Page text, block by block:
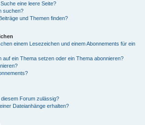
eine leere Seite?
suchen?
und Themen finden?
einem Lesezeichen und einem Abonnements für ein
auf ein Thema setzen oder ein Thema abonnieren?
Forum zulässig?
Dateianhänge erhalten?